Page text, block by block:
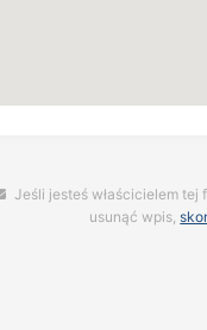
Jeśli jesteś właścicielem
usunąć wpis,